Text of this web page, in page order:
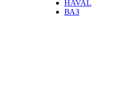
HAVAL
ВАЗ